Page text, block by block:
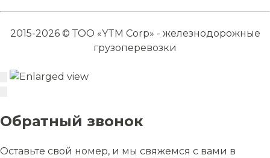
2015-2026 © ТОО «YTM Corp» - железнодорожные
грузоперевозки
Обратный звонок
Оставьте свой номер, и мы свяжемся с вами в